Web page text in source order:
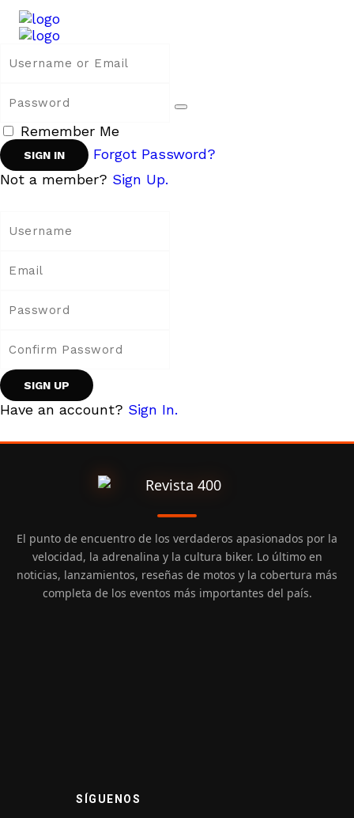
Remember Me
Forgot Password?
Not a member? Sign Up.
Have an account? Sign In.
El punto de encuentro de los verdaderos apasionados por la
velocidad, la adrenalina y la cultura biker. Lo último en
noticias, lanzamientos, reseñas de motos y la cobertura más
completa de los eventos más importantes del país.
SÍGUENOS